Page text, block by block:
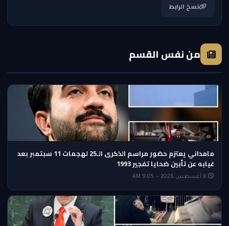
نسخ الرابط
من نفس القسم
مامداني يعتزم حضور مراسم الذكرى الـ25 لهجمات 11 سبتمبر بعد
غيابه عن تأبين ضحايا تفجير 1993